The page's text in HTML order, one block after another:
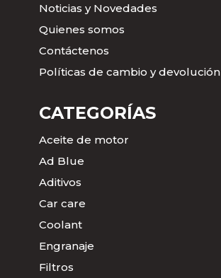
Noticias y Novedades
Quienes somos
Contáctenos
Políticas de cambio y devolución
CATEGORÍAS
Aceite de motor
Ad Blue
Aditivos
Car care
Coolant
Engranaje
Filtros